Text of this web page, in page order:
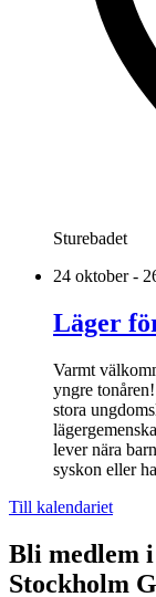
Sturebadet
24 oktober -
Läger
Varmt
yngre
stora
lever nära
syskon eller
Till kalendariet
Bli medlem
Stockholm